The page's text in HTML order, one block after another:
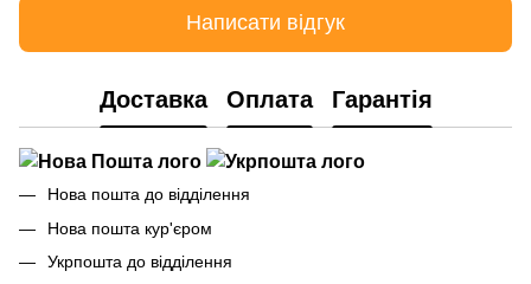
Написати відгук
Доставка Оплата Гарантія
Нова пошта до відділення
Нова пошта кур'єром
Укрпошта до відділення